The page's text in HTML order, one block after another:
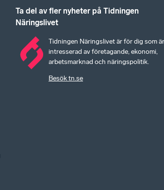
Ta del av fler nyheter på Tidningen
Näringslivet
Tidningen Näringslivet är för dig som är
intresserad av företagande, ekonomi,
arbetsmarknad och näringspolitik.
Besök tn.se